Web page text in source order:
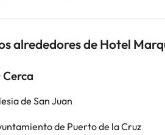
alrededores de Hotel
Cerca
de San Juan
de Puerto de la Cruz